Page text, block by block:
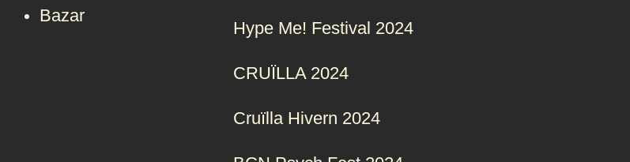
Bazar
Hype Me! Festival 2024
CRUÏLLA 2024
Cruïlla Hivern 2024